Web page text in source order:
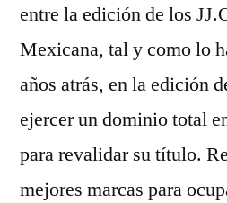
entre la edición de los
Mexicana, tal y como lo
años atrás, en la edición
ejercer un dominio total
para revalidar su título.
mejores marcas para